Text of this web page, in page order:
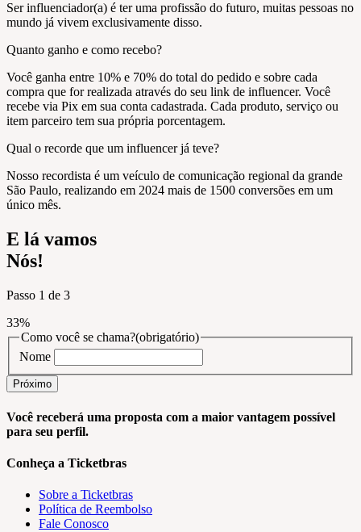
Ser influenciador(a) é ter uma profissão do futuro, muitas pessoas no
mundo já vivem exclusivamente disso.
Quanto ganho e como recebo?
Você ganha entre 10% e 70% do total do pedido e sobre cada
compra que for realizada através do seu link de influencer. Você
recebe via Pix em sua conta cadastrada. Cada produto, serviço ou
item parceiro tem sua própria porcentagem.
Qual o recorde que um influencer já teve?
Nosso recordista é um veículo de comunicação regional da grande
São Paulo, realizando em 2024 mais de 1500 conversões em um
único mês.
E lá vamos
Nós!
Passo 1 de 3
33%
Como você se chama?(obrigatório)
Nome
Você receberá uma proposta com a maior vantagem possível
para seu perfil.
Conheça a Ticketbras
Sobre a Ticketbras
Política de Reembolso
Fale Conosco